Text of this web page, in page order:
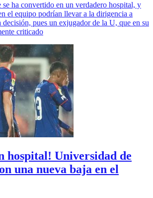
ha convertido en un verdadero hospital, y
el equipo podrían llevar a la dirigencia a
decisión, pues un exjugador de la U, que en su
criticado
hospital! Universidad de
una nueva baja en el